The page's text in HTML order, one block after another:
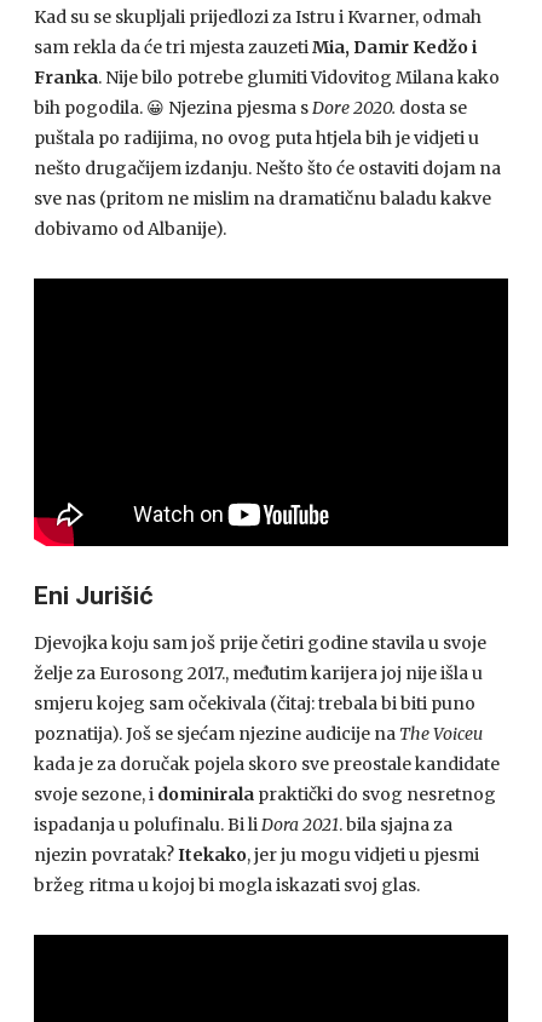
Kad su se skupljali prijedlozi za Istru i Kvarner, odmah
sam rekla da će tri mjesta zauzetiMia, Damir Kedžo i
Franka. Nije bilo potrebe glumiti Vidovitog Milana kako
bih pogodila. 😀 Njezina pjesma sDore 2020. dosta se
puštala po radijima, no ovog puta htjela bih je vidjeti u
nešto drugačijem izdanju. Nešto što će ostaviti dojam na
sve nas (pritom ne mislim na dramatičnu baladu kakve
dobivamo od Albanije).
Eni Jurišić
Djevojka koju sam još prije četiri godine stavila u svoje
želje za Eurosong 2017., međutim karijera joj nije išla u
smjeru kojeg sam očekivala (čitaj: trebala bi biti puno
poznatija). Još se sjećam njezine audicije na The Voiceu
kada je za doručak pojela skoro sve preostale kandidate
svoje sezone, i dominirala praktički do svog nesretnog
ispadanja u polufinalu. Bi li Dora 2021. bila sjajna za
njezin povratak?Itekako, jer ju mogu vidjeti u pjesmi
bržeg ritma u kojoj bi mogla iskazati svoj glas.